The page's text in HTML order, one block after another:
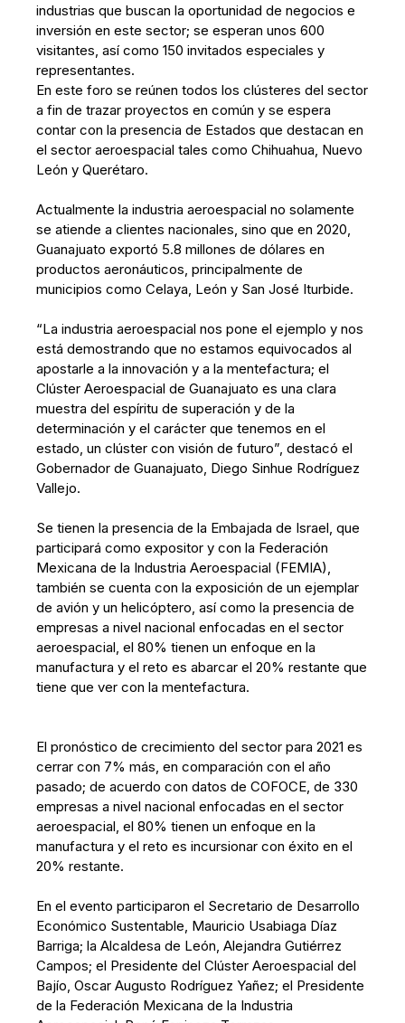
industrias que buscan la oportunidad de negocios e
inversión en este sector; se esperan unos 600
visitantes, así como 150 invitados especiales y
representantes.
En este foro se reúnen todos los clústeres del sector
a fin de trazar proyectos en común y se espera
contar con la presencia de Estados que destacan en
el sector aeroespacial tales como Chihuahua, Nuevo
León y Querétaro.
Actualmente la industria aeroespacial no solamente
se atiende a clientes nacionales, sino que en 2020,
Guanajuato exportó 5.8 millones de dólares en
productos aeronáuticos, principalmente de
municipios como Celaya, León y San José Iturbide.
“La industria aeroespacial nos pone el ejemplo y nos
está demostrando que no estamos equivocados al
apostarle a la innovación y a la mentefactura; el
Clúster Aeroespacial de Guanajuato es una clara
muestra del espíritu de superación y de la
determinación y el carácter que tenemos en el
estado, un clúster con visión de futuro”, destacó el
Gobernador de Guanajuato, Diego Sinhue Rodríguez
Vallejo.
Se tienen la presencia de la Embajada de Israel, que
participará como expositor y con la Federación
Mexicana de la Industria Aeroespacial (FEMIA),
también se cuenta con la exposición de un ejemplar
de avión y un helicóptero, así como la presencia de
empresas a nivel nacional enfocadas en el sector
aeroespacial, el 80% tienen un enfoque en la
manufactura y el reto es abarcar el 20% restante que
tiene que ver con la mentefactura.
El pronóstico de crecimiento del sector para 2021 es
cerrar con 7% más, en comparación con el año
pasado; de acuerdo con datos de COFOCE, de 330
empresas a nivel nacional enfocadas en el sector
aeroespacial, el 80% tienen un enfoque en la
manufactura y el reto es incursionar con éxito en el
20% restante.
En el evento participaron el Secretario de Desarrollo
Económico Sustentable, Mauricio Usabiaga Díaz
Barriga; la Alcaldesa de León, Alejandra Gutiérrez
Campos; el Presidente del Clúster Aeroespacial del
Bajío, Oscar Augusto Rodríguez Yañez; el Presidente
de la Federación Mexicana de la Industria